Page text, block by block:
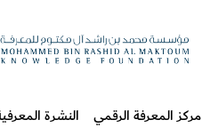
مركز المعرفة الرقمي النشرة